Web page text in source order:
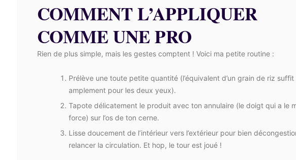
COMMENT L’APPLIQUER
COMME UNE PRO ‍
Rien de plus simple, mais les gestes comptent ! Voici ma petite routine :
Prélève une toute petite quantité (l’équivalent d’un grain de riz suffit
amplement pour les deux yeux).
Tapote délicatement le produit avec ton annulaire (le doigt qui a le
force) sur l’os de ton cerne.
Lisse doucement de l’intérieur vers l’extérieur pour bien
relancer la circulation. Et hop, le tour est joué !